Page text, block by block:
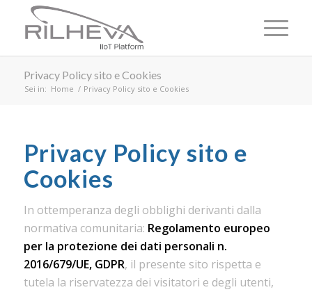
Privacy Policy sito e Cookies
Sei in: Home / Privacy Policy sito e Cookies
Privacy Policy sito e
Cookies
In ottemperanza degli obblighi derivanti dalla
normativa comunitaria: Regolamento europeo
per la protezione dei dati personali n.
2016/679/UE, GDPR, il presente sito rispetta e
tutela la riservatezza dei visitatori e degli utenti,